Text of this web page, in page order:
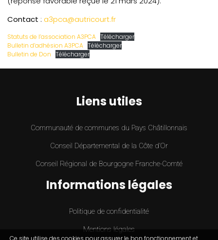
Contact : a3pca@autricourt.fr
Statuts de l’association A3PCA Télécharger
Bulletin d’adhésion A3PCA Télécharger
Bulletin de Don Télécharger
Liens utiles
Communauté de communes du Pays Châtillonnais
Conseil Départemental de la Côte d’Or
Conseil Régional de Bourgogne Franche-Comté
Informations légales
Politique de confidentialité
Mentions légales
Ce site utilise des cookies pour assurer le bon fonctionnement et